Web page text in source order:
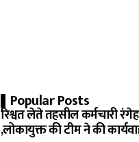
Popular Posts
रिश्वत लेते तहसील कर्मचारी
,लोकायुक्त की टीम ने की